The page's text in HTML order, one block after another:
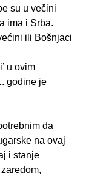
su u večini
ima i Srba.
ili Bošnjaci
u ovim
godine je
da
na ovaj
i stanje